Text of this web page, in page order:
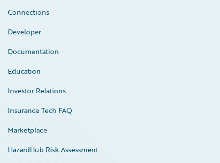
Connections
Developer
Documentation
Education
Investor Relations
Insurance Tech FAQ
Marketplace
HazardHub Risk Assessment